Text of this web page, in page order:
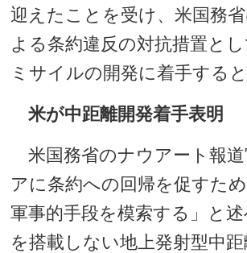
迎えたことを受け、米国務
よる条約違反の対抗措置と
ミサイルの開発に着手すると
米が中距離開発着手表明
米国務省のナウアート報
アに条約への回帰を促すため
軍事的手段を模索する」と
を搭載しない地上発射型中